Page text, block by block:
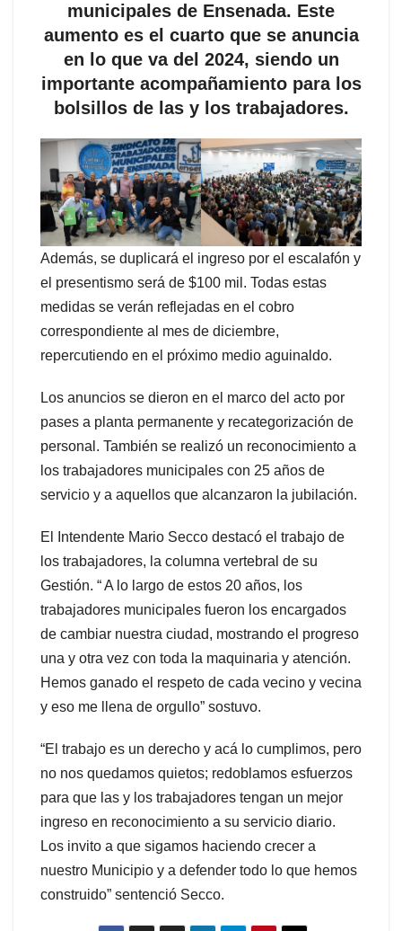
municipales de Ensenada. Este
aumento es el cuarto que se anuncia
en lo que va del 2024, siendo un
importante acompañamiento para los
bolsillos de las y los trabajadores.
Además, se duplicará el ingreso por el escalafón y
el presentismo será de $100 mil. Todas estas
medidas se verán reflejadas en el cobro
correspondiente al mes de diciembre,
repercutiendo en el próximo medio aguinaldo.
Los anuncios se dieron en el marco del acto por
pases a planta permanente y recategorización de
personal. También se realizó un reconocimiento a
los trabajadores municipales con 25 años de
servicio y a aquellos que alcanzaron la jubilación.
El Intendente Mario Secco destacó el trabajo de
los trabajadores, la columna vertebral de su
Gestión. “ A lo largo de estos 20 años, los
trabajadores municipales fueron los encargados
de cambiar nuestra ciudad, mostrando el progreso
una y otra vez con toda la maquinaria y atención.
Hemos ganado el respeto de cada vecino y vecina
y eso me llena de orgullo” sostuvo.
“El trabajo es un derecho y acá lo cumplimos, pero
no nos quedamos quietos; redoblamos esfuerzos
para que las y los trabajadores tengan un mejor
ingreso en reconocimiento a su servicio diario.
Los invito a que sigamos haciendo crecer a
nuestro Municipio y a defender todo lo que hemos
construido” sentenció Secco.